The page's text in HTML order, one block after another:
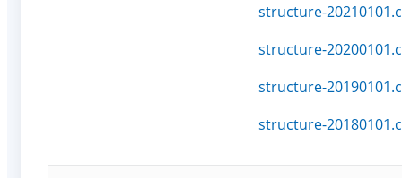
structure-
structure-
structure-
structure-